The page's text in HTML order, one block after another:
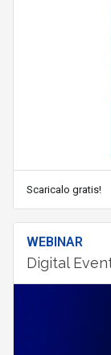
Scaricalo gratis!
WEBINAR
Digital